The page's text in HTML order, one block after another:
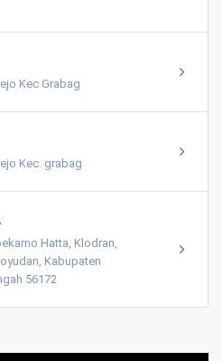
Kec Grabag
Kec. grabag
Hatta, Klodran,
Kabupaten
56172